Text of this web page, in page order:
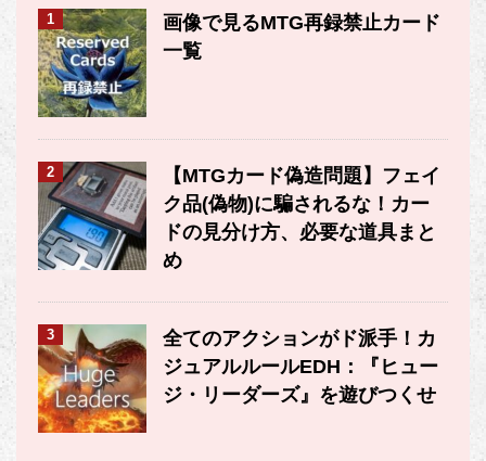
1
画像で見るMTG再録禁止カード
一覧
2
【MTGカード偽造問題】フェイ
ク品(偽物)に騙されるな！カー
ドの見分け方、必要な道具まと
め
3
全てのアクションがド派手！カ
ジュアルルールEDH：『ヒュー
ジ・リーダーズ』を遊びつくせ